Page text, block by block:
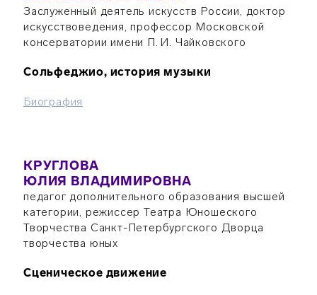
Заслуженный деятель искусств России, доктор
искусствоведения, профессор Московской
консерватории имени П. И. Чайковского
Сольфеджио, история музыки
Биография
КРУГЛОВА
ЮЛИЯ ВЛАДИМИРОВНА
педагог дополнительного образования высшей
категории, режиссер Театра Юношеского
Творчества Санкт-Петербургского Дворца
творчества юных
Сценическое движение